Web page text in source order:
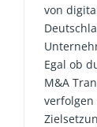
von
Egal ob
M&A